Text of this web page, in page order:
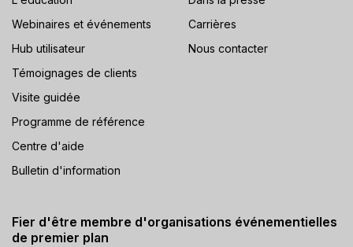
Webinaires et événements
Hub utilisateur
Témoignages de clients
Visite guidée
Programme de référence
Centre d'aide
Bulletin d'information
Carrières
Nous contacter
Fier d'être membre d'organisations événementielles
de premier plan